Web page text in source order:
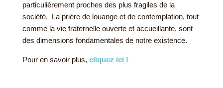
particulièrement proches des plus fragiles de la
société. La prière de louange et de contemplation, tout
comme la vie fraternelle ouverte et accueillante, sont
des dimensions fondamentales de notre existence.
Pour en savoir plus, cliquez ici !